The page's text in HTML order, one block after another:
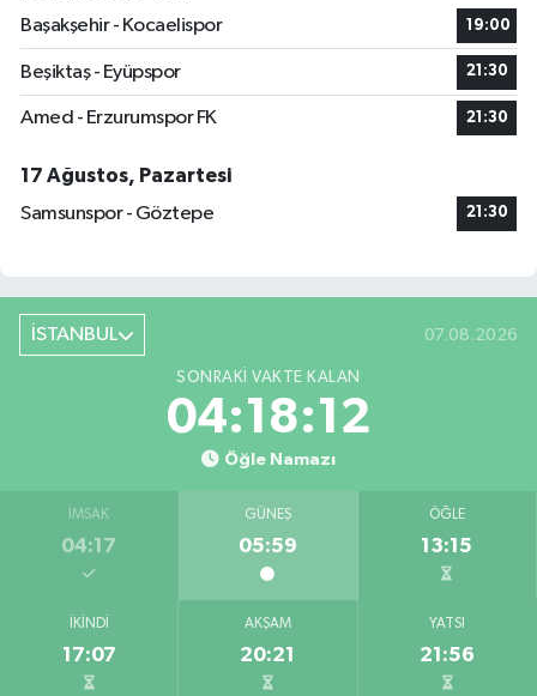
Başakşehir - Kocaelispor
19:00
Beşiktaş - Eyüpspor 21:30
Amed - Erzurumspor FK 21:30
17 Ağustos, Pazartesi
Samsunspor - Göztepe
21:30
İSTANBUL 07.08.2026
SONRAKI VAKTE KALAN
04:18:11
Öğle Namazı
İMSAK
04:17
GÜNEŞ
05:59
ÖĞLE
13:15
İKINDI
17:07
AKŞAM
20:21
YATSI
21:56